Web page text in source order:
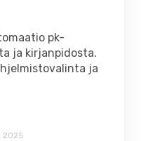
pk-
ja kirjanpidosta.
ja
2025